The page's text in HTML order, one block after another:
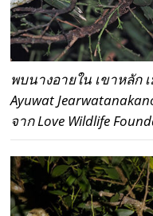
พบนางอายใน เขาหลัก
Ayuwat
จาก Love Wildlife